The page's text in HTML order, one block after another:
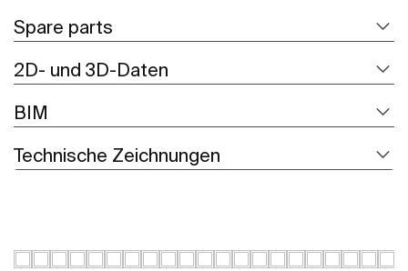
Spare parts
2D- und 3D-Daten
BIM
Technische Zeichnungen